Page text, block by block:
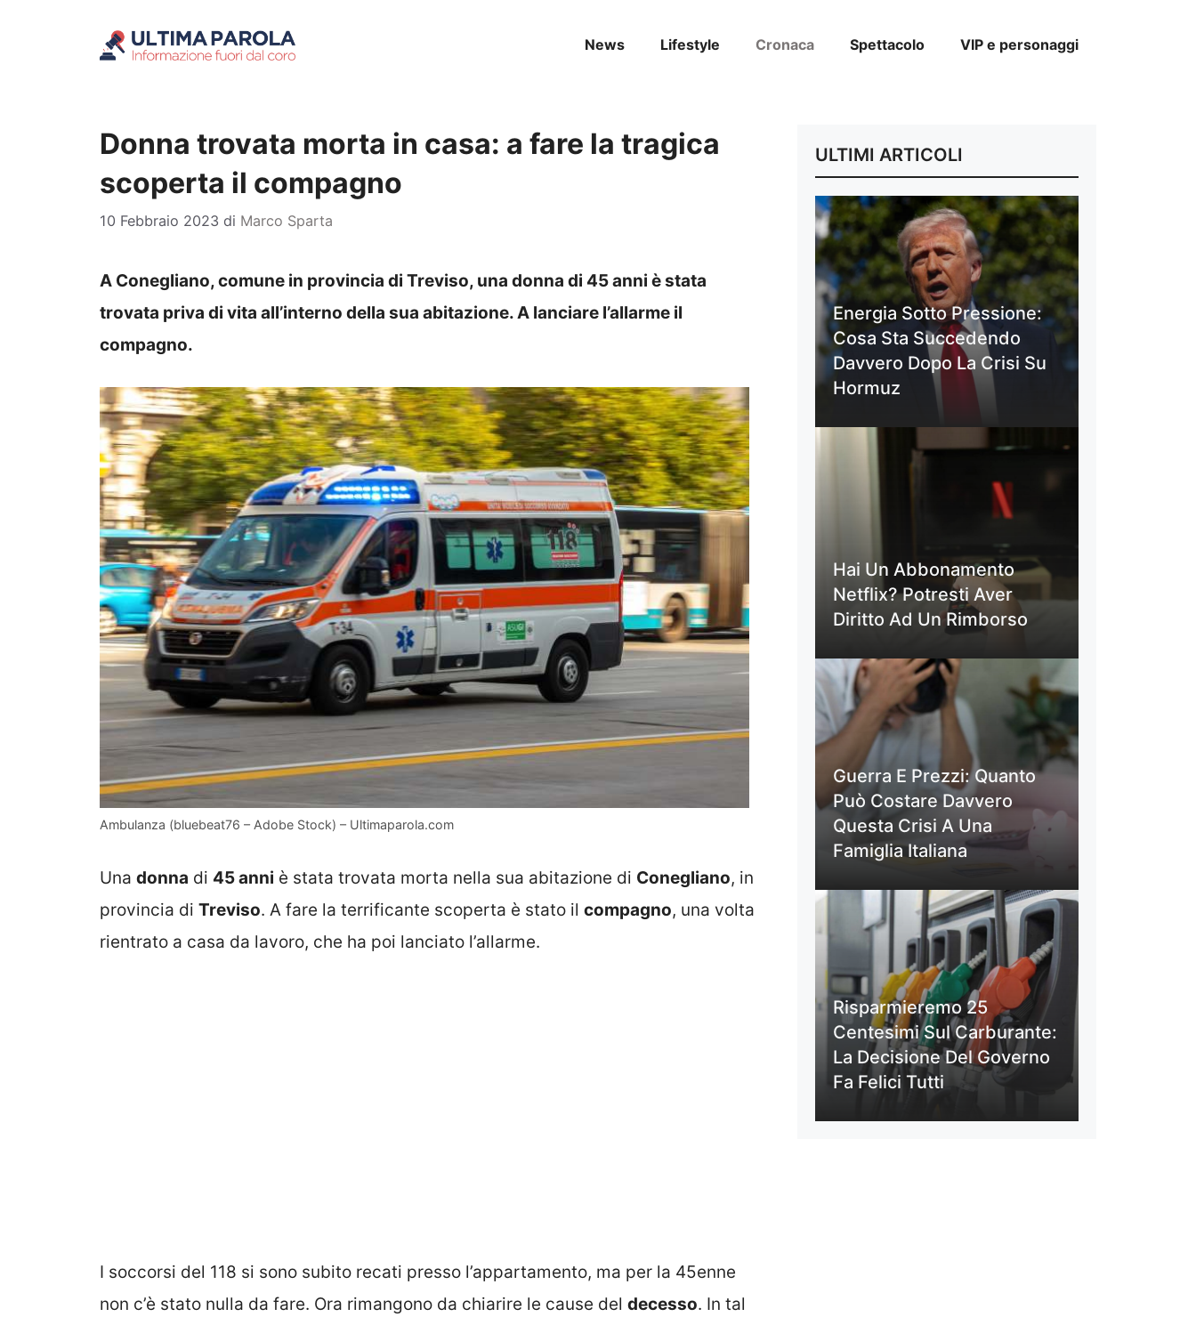
News Lifestyle Cronaca Spettacolo VIP e personaggi
Donna trovata morta in casa: a fare la tragica
scoperta il compagno
10 Febbraio 2023 di Marco Sparta
A Conegliano, comune in provincia di Treviso, una donna di 45 anni è stata
trovata priva di vita all’interno della sua abitazione. A lanciare l’allarme il
compagno.
Ambulanza (bluebeat76 – Adobe Stock) – Ultimaparola.com
Una donna di 45 anni è stata trovata morta nella sua abitazione di Conegliano, in
provincia di Treviso. A fare la terrificante scoperta è stato il compagno, una volta
rientrato a casa da lavoro, che ha poi lanciato l’allarme.
I soccorsi del 118 si sono subito recati presso l’appartamento, ma per la 45enne
non c’è stato nulla da fare. Ora rimangono da chiarire le cause del decesso. In tal
ULTIMI ARTICOLI
Energia Sotto Pressione:
Cosa Sta Succedendo
Davvero Dopo La Crisi Su
Hormuz
Hai Un Abbonamento
Netflix? Potresti Aver
Diritto Ad Un Rimborso
Guerra E Prezzi: Quanto
Può Costare Davvero
Questa Crisi A Una
Famiglia Italiana
Risparmieremo 25
Centesimi Sul Carburante:
La Decisione Del Governo
Fa Felici Tutti